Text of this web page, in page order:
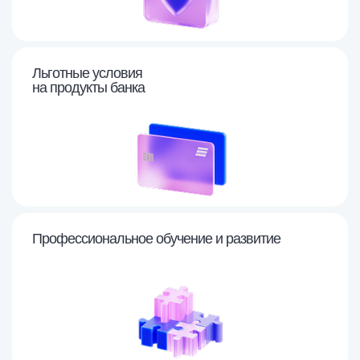
Льготные условия
на продукты банка
Профессиональноеобучение и развитие